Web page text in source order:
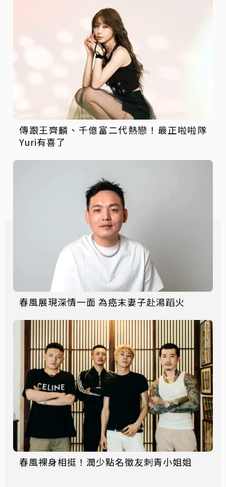
傳跟王齊麟、千億富二代熱戀！最正啦啦隊
Yuri有喜了
春風展現深情一面 為癌末妻子赴湯蹈火
春風裸身相挺！潤少點名徵友刺青小姐姐